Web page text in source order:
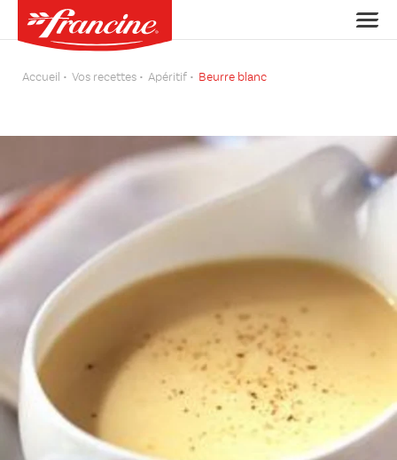
Accueil Vos recettes Apéritif Beurre blanc